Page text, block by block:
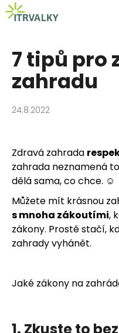
Přejít
na
7 tipů pro
zahradu
24.8.2022
Zdravá zahrada
zahrada neznamená
dělá sama, co chce. ☺️
Můžete mít krásnou
s mnoha zákoutími,
zákony. Prostě stačí,
zahrady vyhánět.
Jaké zákony na
K
o
C
o
p
o
e
b
u
j
e
t
e
a
t